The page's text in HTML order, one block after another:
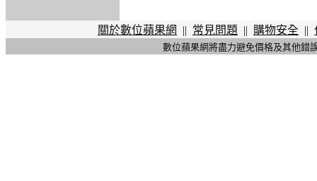
關於數位蘋果網 || 常見問題 || 購物安全 ||
數位蘋果網將盡力避免價格及其他錯